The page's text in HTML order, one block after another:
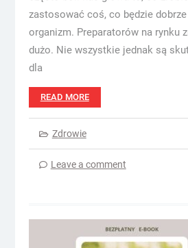
zastosować coś, co będzie dobrze
organizm. Preparatorów na rynku
dużo. Nie wszystkie jednak są
dla
READ MORE
Zdrowie
Leave a comment